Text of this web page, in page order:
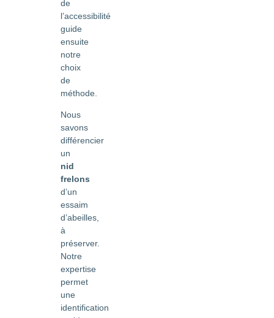
de
l’accessibilité
guide
ensuite
notre
choix
de
méthode.
Nous
savons
différencier
un
nid
frelons
d’un
essaim
d’abeilles,
à
préserver.
Notre
expertise
permet
une
identification